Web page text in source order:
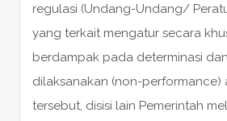
regulasi (Undang-Undang/
yang terkait mengatur secara
berdampak pada determinasi
dilaksanakan (non-performance)
tersebut, disisi lain Pemerintah